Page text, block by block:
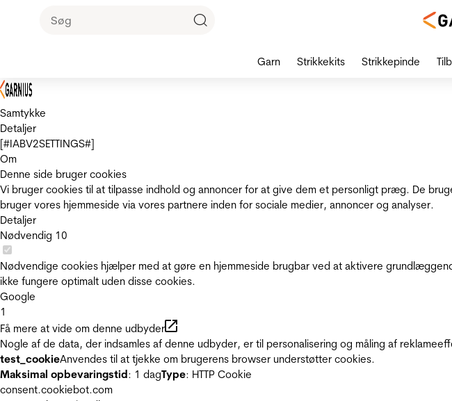
Samtykke
Detaljer
[#IABV2SETTINGS#]
Om
Denne side bruger cookies
Vi bruger cookies til at tilpasse indhold og annoncer for at give dem et personligt præg. De
bruger vores hjemmeside via vores partnere inden for sociale medier, annoncer og analyser.
Detaljer
Nødvendig 10
Nødvendige cookies hjælper med at gøre en hjemmeside brugbar ved at aktivere
ikke fungere optimalt uden disse cookies.
Google
1
Få mere at vide om denne udbyder
Nogle af de data, der indsamles af denne udbyder, er til personalisering og måling af
test_cookieAnvendes til at tjekke om brugerens browser understøtter cookies.
Maksimal opbevaringstid: 1 dagType: HTTP Cookie
consent.cookiebot.com
Garn Strikkekits Strikkepinde